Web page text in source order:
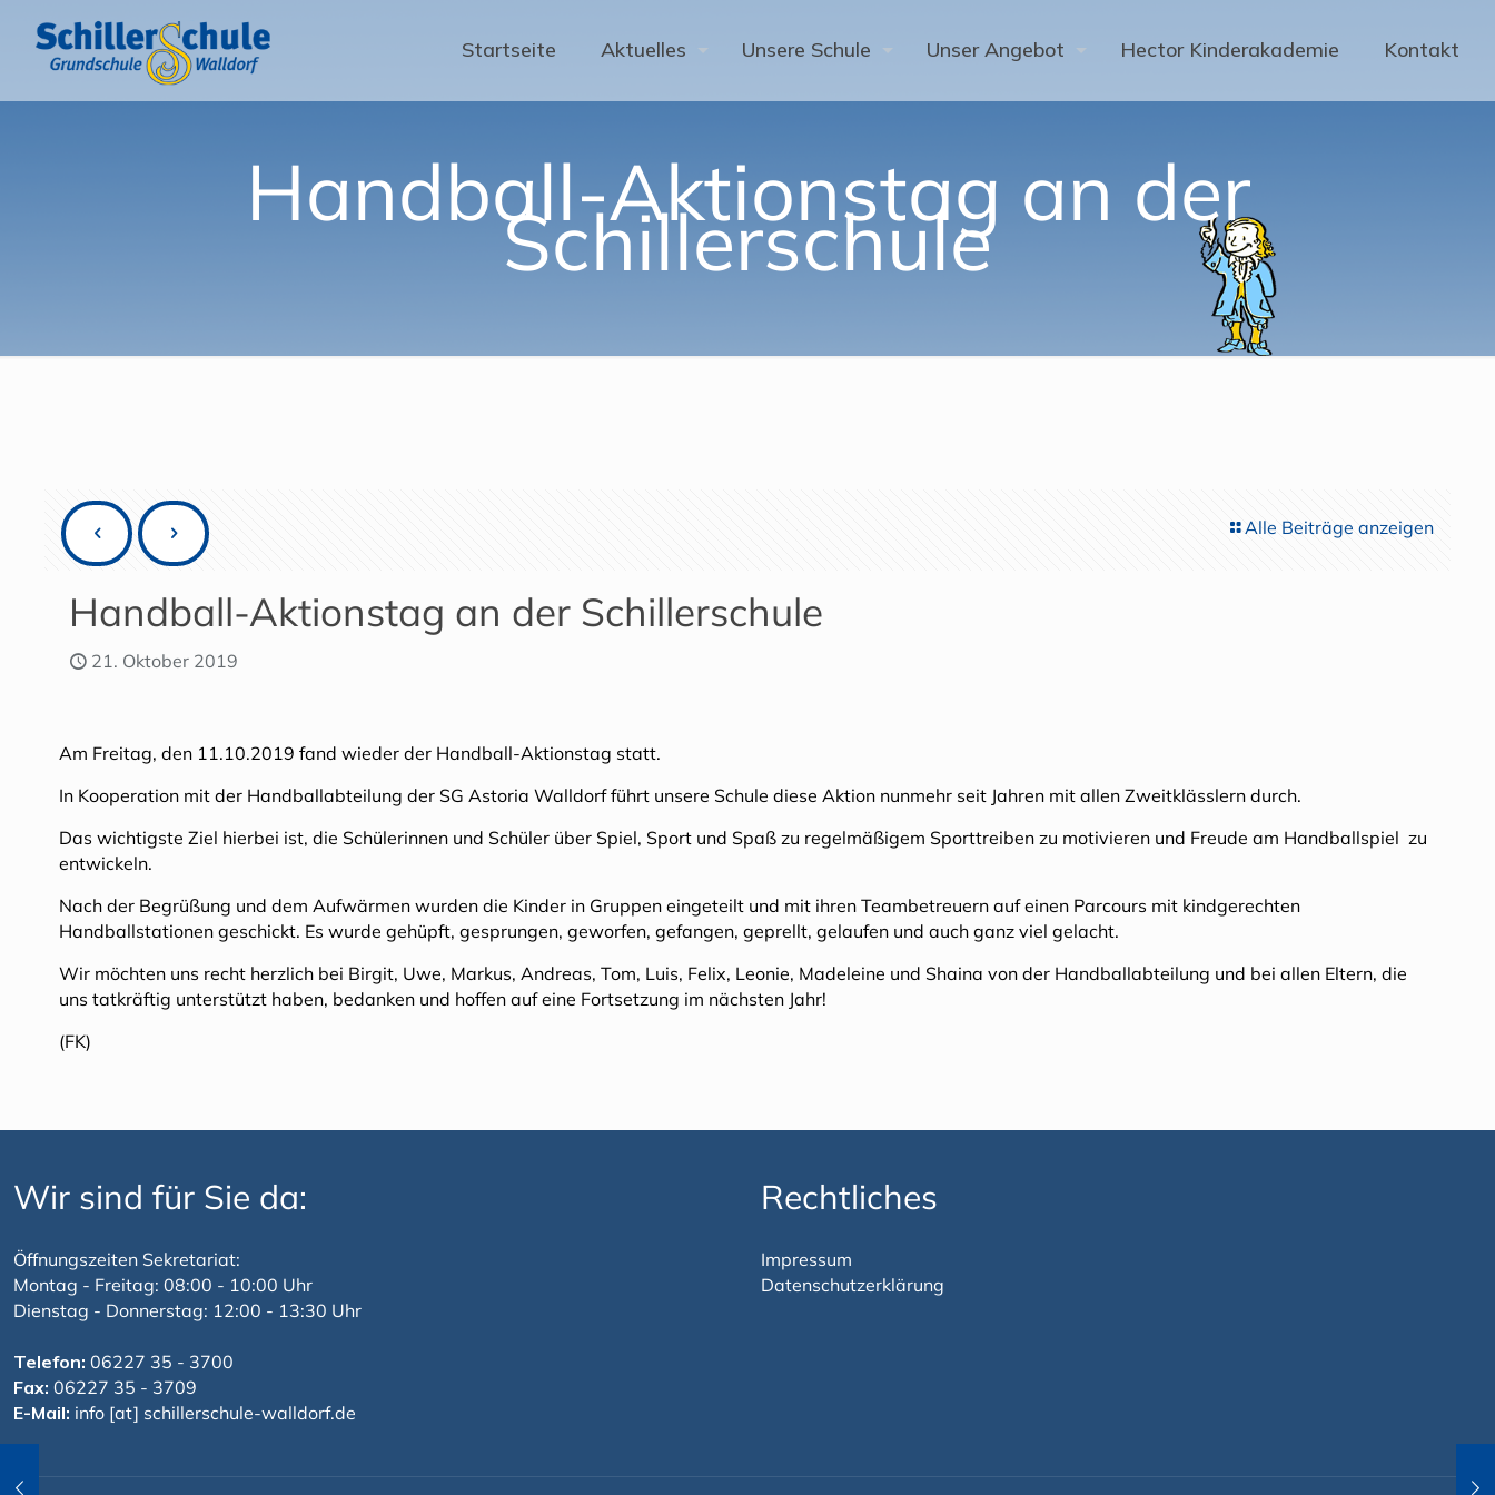
Startseite Aktuelles Unsere Schule Unser Angebot Hector Kinderakademie Kontakt
Handball-Aktionstag an der
Schillerschule
Alle Beiträge anzeigen
Handball-Aktionstag an der Schillerschule
21. Oktober 2019
Am Freitag, den 11.10.2019 fand wieder der Handball-Aktionstag statt.
In Kooperation mit der Handballabteilung der SG Astoria Walldorf führt unsere Schule diese Aktion nunmehr seit Jahren mit allen Zweitklässlern durch.
Das wichtigste Ziel hierbei ist, die Schülerinnen und Schüler über Spiel, Sport und Spaß zu regelmäßigem Sporttreiben zu motivieren und Freude am Handballspiel zu
entwickeln.
Nach der Begrüßung und dem Aufwärmen wurden die Kinder in Gruppen eingeteilt und mit ihren Teambetreuern auf einen Parcours mit kindgerechten
Handballstationen geschickt. Es wurde gehüpft, gesprungen, geworfen, gefangen, geprellt, gelaufen und auch ganz viel gelacht.
Wir möchten uns recht herzlich bei Birgit, Uwe, Markus, Andreas, Tom, Luis, Felix, Leonie, Madeleine und Shaina von der Handballabteilung und bei allen Eltern, die
uns tatkräftig unterstützt haben, bedanken und hoffen auf eine Fortsetzung im nächsten Jahr!
(FK)
Wir sind für Sie da:
Öffnungszeiten Sekretariat:
Montag - Freitag: 08:00 - 10:00 Uhr
Dienstag - Donnerstag: 12:00 - 13:30 Uhr
Telefon: 06227 35 - 3700
Fax: 06227 35 - 3709
E-Mail: info [at] schillerschule-walldorf.de
Rechtliches
Impressum
Datenschutzerklärung